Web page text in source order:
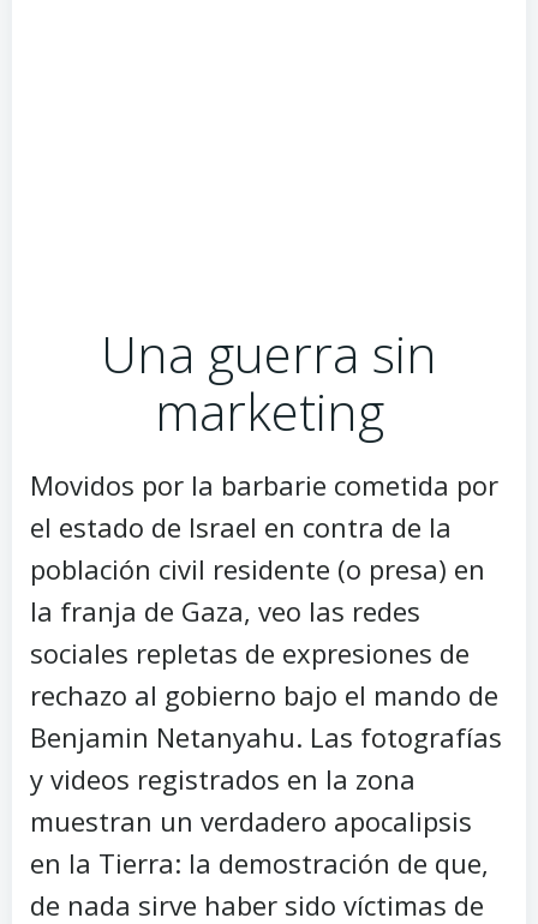
Una guerra sin
marketing
Movidos por la barbarie cometida por
el estado de Israel en contra de la
población civil residente (o presa) en
la franja de Gaza, veo las redes
sociales repletas de expresiones de
rechazo al gobierno bajo el mando de
Benjamin Netanyahu. Las fotografías
y videos registrados en la zona
muestran un verdadero apocalipsis
en la Tierra: la demostración de que,
de nada sirve haber sido víctimas de